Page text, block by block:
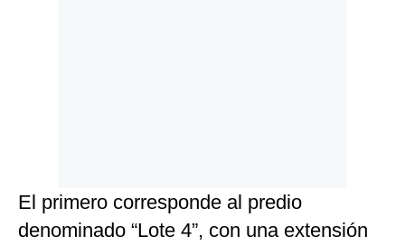
El primero corresponde al predio
denominado “Lote 4”, con una extensión